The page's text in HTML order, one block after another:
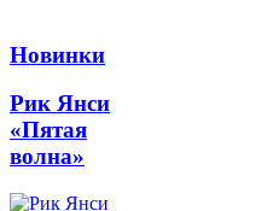
Новинки
Рик Янси
«Пятая
волна»